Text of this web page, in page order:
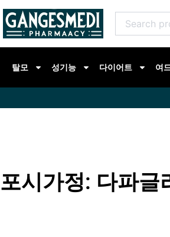
콘
텐
츠
for:
탈모 성기능 다이어트 여
포시가정: 다파글